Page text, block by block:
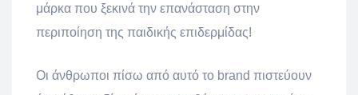
μάρκα που ξεκινά την επανάσταση στην
περιποίηση της παιδικής επιδερμίδας!
Οι άνθρωποι πίσω από αυτό το brand πιστεύουν